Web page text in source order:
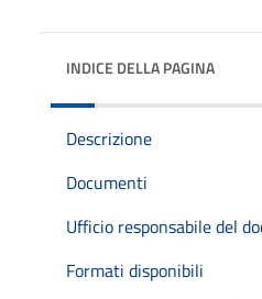
INDICE DELLA PAGINA
Descrizione
Documenti
Ufficio responsabile del
Formati disponibili